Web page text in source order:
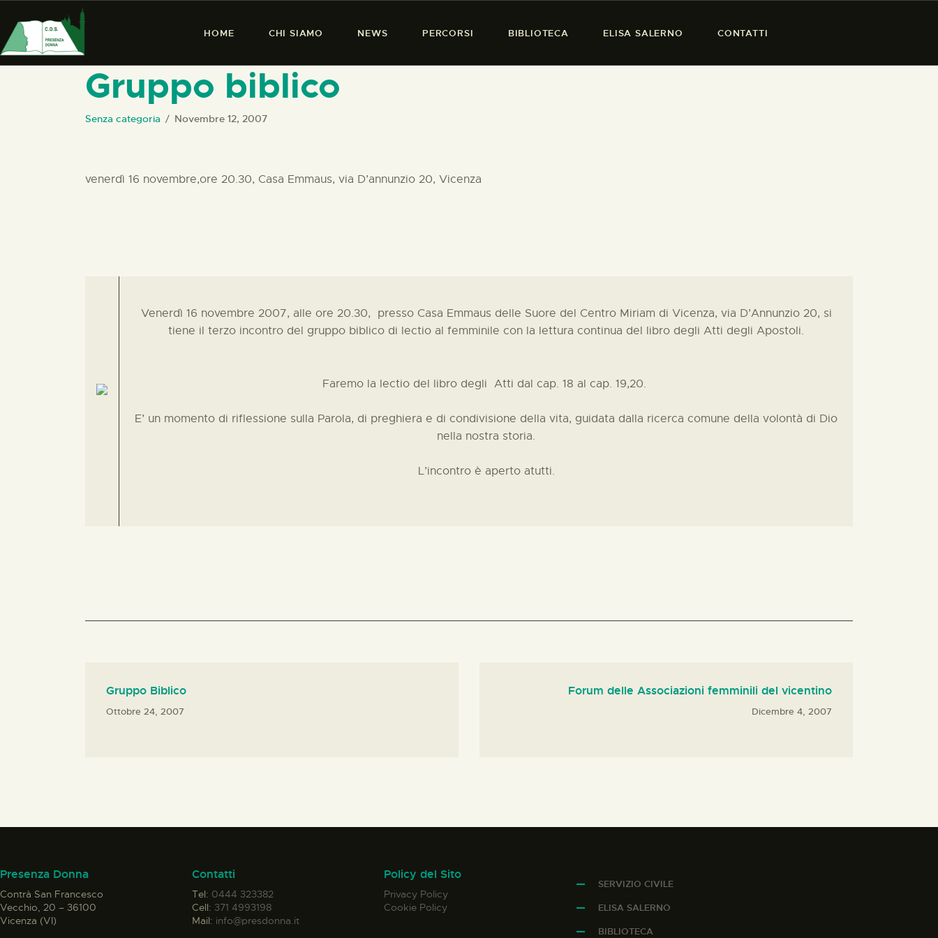
HOME CHI SIAMO NEWS PERCORSI BIBLIOTECA ELISA SALERNO CONTATTI
PRESENZA DONNA
NEWS
Gruppo biblico
Senza categoria Novembre 12, 2007
venerdì 16 novembre,ore 20.30, Casa Emmaus, via D’annunzio 20, Vicenza
Venerdì 16 novembre 2007, alle ore 20.30, presso Casa Emmaus delle Suore del Centro Miriam di Vicenza, via D’Annunzio 20, si
tiene il terzo incontro del gruppo biblico di lectio al femminile con la lettura continua del libro degli Atti degli Apostoli.
Faremo la lectio del libro degli Atti dal cap. 18 al cap. 19,20.
E’ un momento di riflessione sulla Parola, di preghiera e di condivisione della vita, guidata dalla ricerca comune della volontà di Dio
nella nostra storia.
L’incontro è aperto atutti.
Gruppo Biblico
Ottobre 24, 2007
Forum delle Associazioni femminili del vicentino
Dicembre 4, 2007
Presenza Donna
Contrà San Francesco
Vecchio, 20 – 36100
Vicenza (VI)
Contatti
Tel: 0444 323382
Cell: 371 4993198
Mail: info@presdonna.it
Policy del Sito
Privacy Policy
Cookie Policy
SERVIZIO CIVILE
ELISA SALERNO
BIBLIOTECA